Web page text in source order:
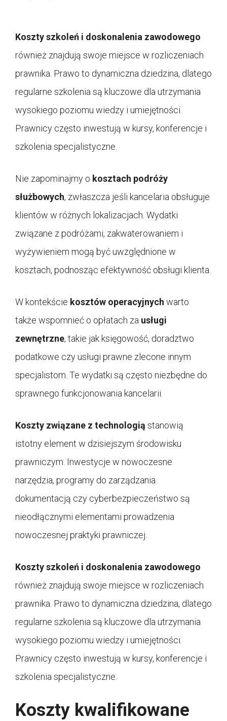
Koszty szkoleń i doskonalenia zawodowego
również znajdują swoje miejsce w rozliczeniach
prawnika. Prawo to dynamiczna dziedzina, dlatego
regularne szkolenia są kluczowe dla utrzymania
wysokiego poziomu wiedzy i umiejętności.
Prawnicy często inwestują w kursy, konferencje i
szkolenia specjalistyczne.
Nie zapominajmy o kosztach podróży
służbowych, zwłaszcza jeśli kancelaria obsługuje
klientów w różnych lokalizacjach. Wydatki
związane z podróżami, zakwaterowaniem i
wyżywieniem mogą być uwzględnione w
kosztach, podnosząc efektywność obsługi klienta.
W kontekście kosztów operacyjnych warto
także wspomnieć o opłatach za usługi
zewnętrzne, takie jak księgowość, doradztwo
podatkowe czy usługi prawne zlecone innym
specjalistom. Te wydatki są często niezbędne do
sprawnego funkcjonowania kancelarii.
Koszty związane z technologią stanowią
istotny element w dzisiejszym środowisku
prawniczym. Inwestycje w nowoczesne
narzędzia, programy do zarządzania
dokumentacją czy cyberbezpieczeństwo są
nieodłącznymi elementami prowadzenia
nowoczesnej praktyki prawniczej.
Koszty szkoleń i doskonalenia zawodowego
również znajdują swoje miejsce w rozliczeniach
prawnika. Prawo to dynamiczna dziedzina, dlatego
regularne szkolenia są kluczowe dla utrzymania
wysokiego poziomu wiedzy i umiejętności.
Prawnicy często inwestują w kursy, konferencje i
szkolenia specjalistyczne.
Koszty kwalifikowane